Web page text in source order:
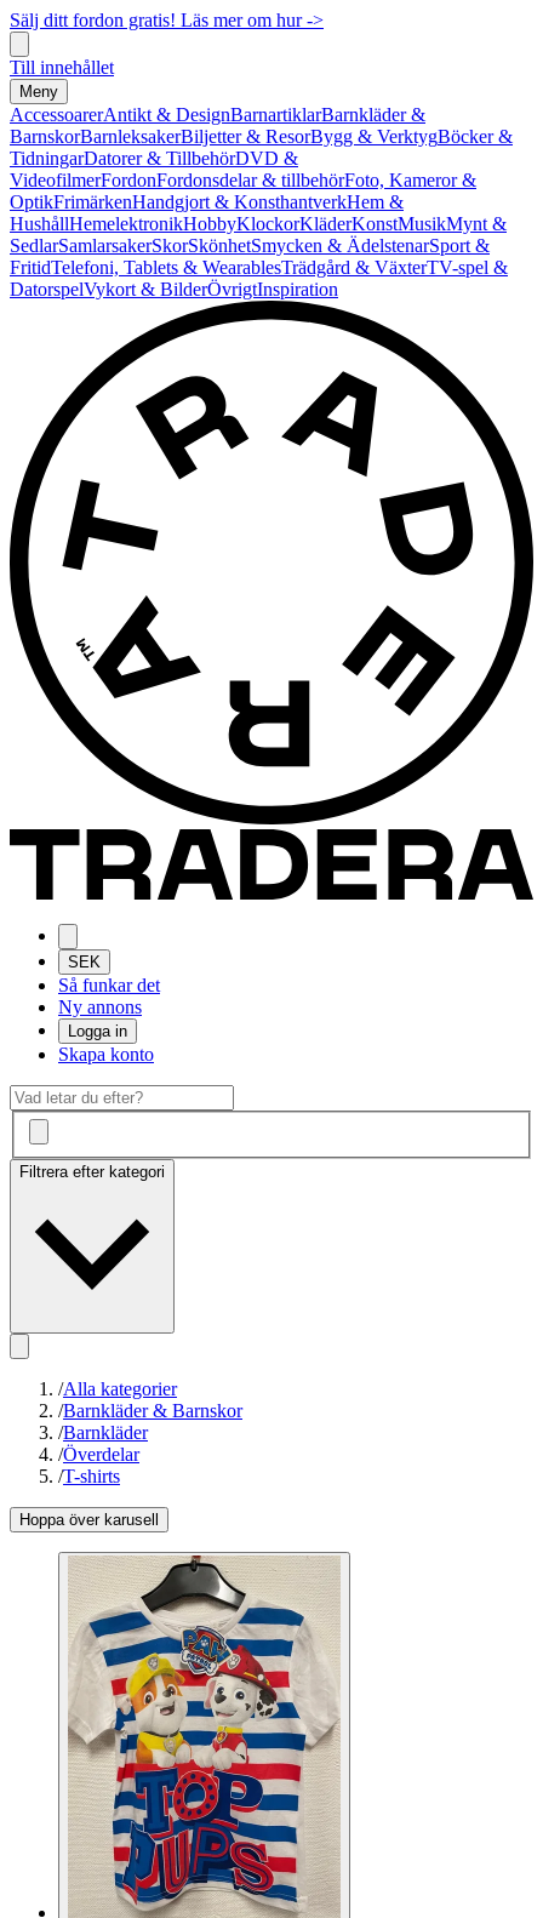
Sälj ditt fordon gratis! Läs mer om hur ->
Till innehållet
Meny
AccessoarerAntikt & DesignBarnartiklarBarnkläder &
BarnskorBarnleksakerBiljetter & ResorBygg & VerktygBöcker &
TidningarDatorer & TillbehörDVD &
VideofilmerFordonFordonsdelar & tillbehörFoto, Kameror &
OptikFrimärkenHandgjort & KonsthantverkHem &
HushållHemelektronikHobbyKlockorKläderKonstMusikMynt &
SedlarSamlarsakerSkorSkönhetSmycken & ÄdelstenarSport &
FritidTelefoni, Tablets & WearablesTrädgård & VäxterTV-spel &
DatorspelVykort & BilderÖvrigtInspiration
SEK
Så funkar det
Ny annons
Logga in
Skapa konto
Filtrera efter kategori
/Alla kategorier
/Barnkläder & Barnskor
/Barnkläder
/Överdelar
/T-shirts
Hoppa över karusell